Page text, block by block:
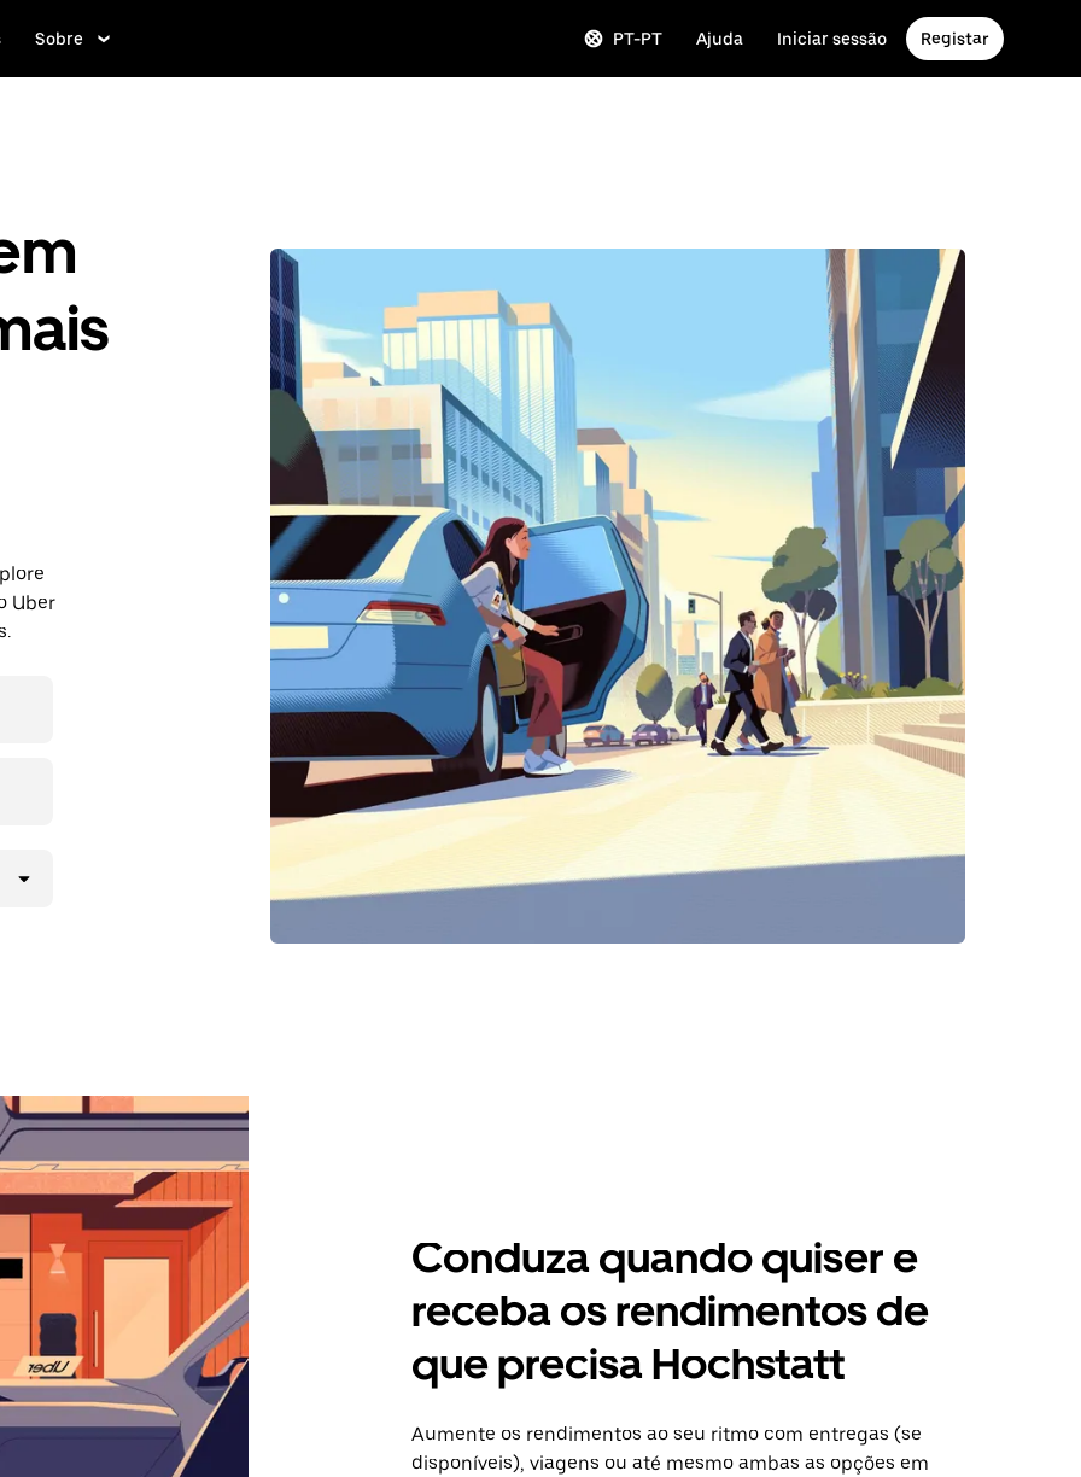
Sobre PT-PT Ajuda Iniciar sessão Registar
Uber
Conduza quando quiser e
receba os rendimentos de
que precisa Hochstatt
Aumente os rendimentos ao seu ritmo com entregas (se
disponíveis), viagens ou até mesmo ambas as opções em